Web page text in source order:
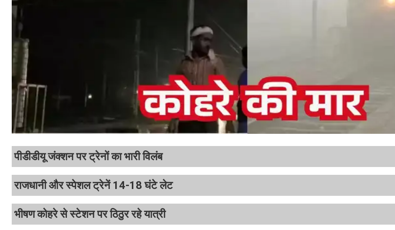
पीडीडीयू जंक्शन पर ट्रेनों का भारी विलंब
राजधानी और स्पेशल ट्रेनें 14-18 घंटे लेट
भीषण कोहरे से स्टेशन पर ठिठुर रहे यात्री